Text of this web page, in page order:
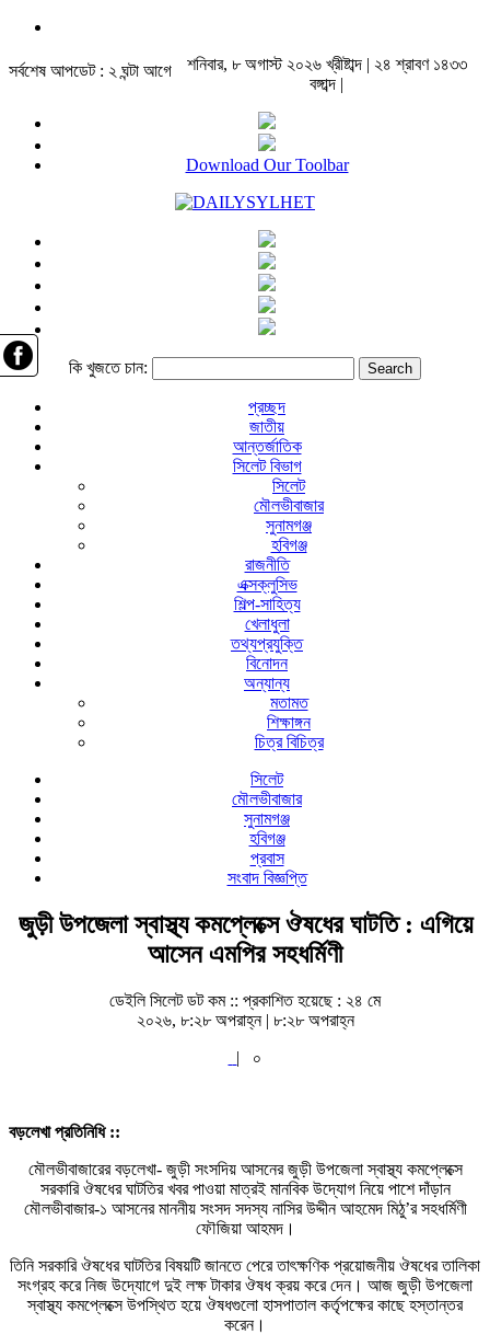
সর্বশেষ আপডেট : ২ ঘন্টা আগে
শনিবার, ৮ অগাস্ট ২০২৬ খ্রীষ্টাব্দ | ২৪ শ্রাবণ ১৪৩৩
বঙ্গাব্দ |
Download Our Toolbar
কি খুজতে চান:
প্রচ্ছদ
জাতীয়
আন্তর্জাতিক
সিলেট বিভাগ
সিলেট
মৌলভীবাজার
সুনামগঞ্জ
হবিগঞ্জ
রাজনীতি
এক্সক্লুসিভ
শিল্প-সাহিত্য
খেলাধুলা
তথ্যপ্রযুক্তি
বিনোদন
অন্যান্য
মতামত
শিক্ষাঙ্গন
চিত্র বিচিত্র
সিলেট
মৌলভীবাজার
সুনামগঞ্জ
হবিগঞ্জ
প্রবাস
সংবাদ বিজ্ঞপ্তি
জুড়ী উপজেলা স্বাস্থ্য কমপ্লেক্সে ঔষধের ঘাটতি : এগিয়ে
আসেন এমপির সহধর্মিণী
ডেইলি সিলেট ডট কম :: প্রকাশিত হয়েছে : ২৪ মে
২০২৬, ৮:২৮ অপরাহ্ন | ৮:২৮ অপরাহ্ন
|
০
বড়লেখা প্রতিনিধি ::
মৌলভীবাজারের বড়লেখা- জুড়ী সংসদিয় আসনের জুড়ী উপজেলা স্বাস্থ্য কমপ্লেক্সে
সরকারি ঔষধের ঘাটতির খবর পাওয়া মাত্রই মানবিক উদ্যোগ নিয়ে পাশে দাঁড়ান
মৌলভীবাজার-১ আসনের মাননীয় সংসদ সদস্য নাসির উদ্দীন আহমেদ মিঠু’র সহধর্মিণী
ফৌজিয়া আহমদ।
তিনি সরকারি ঔষধের ঘাটতির বিষয়টি জানতে পেরে তাৎক্ষণিক প্রয়োজনীয় ঔষধের তালিকা
সংগ্রহ করে নিজ উদ্যোগে দুই লক্ষ টাকার ঔষধ ক্রয় করে দেন। আজ জুড়ী উপজেলা
স্বাস্থ্য কমপ্লেক্সে উপস্থিত হয়ে ঔষধগুলো হাসপাতাল কর্তৃপক্ষের কাছে হস্তান্তর
করেন।